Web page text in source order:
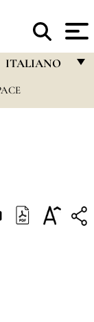
ITALIANO
FRANÇAIS
DEUTSCH